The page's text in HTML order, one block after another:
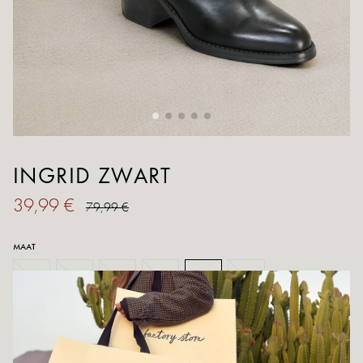
INGRID ZWART
39,99 € 79,99 €
MAAT
37 38 39 40 41
Geleider van de maten